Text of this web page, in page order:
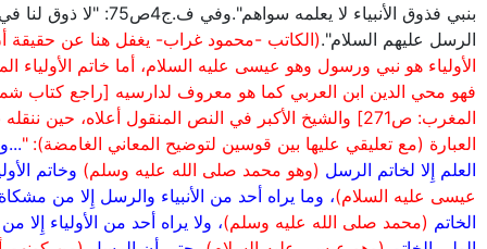
بنبي فذوق الأنبياء لا يعلمه سواهم".وفي
الرسل عليهم السلام".(الكاتب -محمود غراب- يغفل هنا عن حقيقة
الأولياء هو نبي ورسول وهو عيسى عليه السلام، أما خاتم الأولياء
فهو محي الدين ابن العربي كما هو معروف لدارسيه [راجع كتاب
المغرب: ص271] والشيخ الأكبر في النص المنقول أعلاه، حين
العبارة (مع تعليقي عليها بين قوسين لتوضيح المعاني الغامضة): "
العلم إِلا لخاتم الرسل (وهو محمد صلى الله عليه وسلم) وخاتم
عيسى عليه السلام)، وما يراه أحد من الأنبياء والرسل إِلا من
الخاتم (محمد صلى الله عليه وسلم)، ولا يراه أحد من الأولياء إِلا